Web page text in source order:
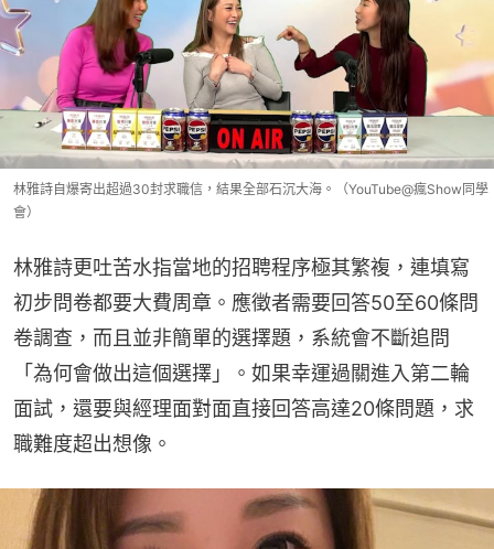
林雅詩自爆寄出超過30封求職信，結果全部石沉大海。（YouTube@瘋Show同學
會）
林雅詩更吐苦水指當地的招聘程序極其繁複，連填寫
初步問卷都要大費周章。應徵者需要回答50至60條問
卷調查，而且並非簡單的選擇題，系統會不斷追問
「為何會做出這個選擇」。如果幸運過關進入第二輪
面試，還要與經理面對面直接回答高達20條問題，求
職難度超出想像。